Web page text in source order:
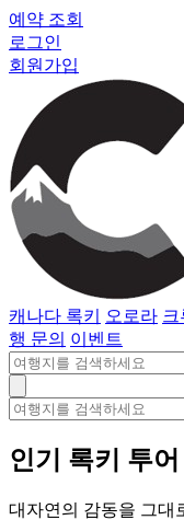
예약 조회
로그인
회원가입
캐나다 록키 오로라 크
행 문의 이벤트
인기 록키 투어
대자연의 감동을 그대